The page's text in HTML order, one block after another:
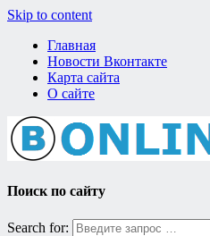
Skip to content
Главная
Новости Вконтакте
Карта сайта
О сайте
Поиск по сайту
Search for: